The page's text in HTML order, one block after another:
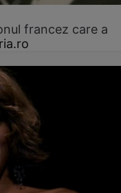
francez care a